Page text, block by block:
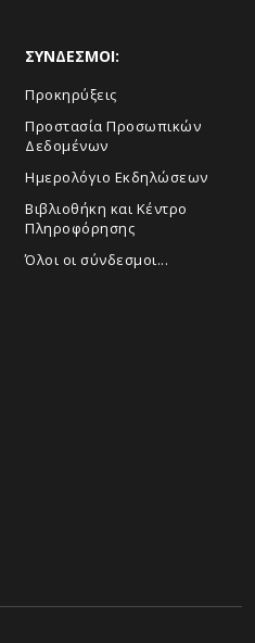
ΣΥΝΔΕΣΜΟΙ:
Προκηρύξεις
Προστασία Προσωπικών
Δεδομένων
Ημερολόγιο Εκδηλώσεων
Βιβλιοθήκη και Κέντρο
Πληροφόρησης
Όλοι οι σύνδεσμοι...